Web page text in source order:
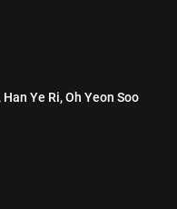
Han Ye Ri,Oh Yeon Soo